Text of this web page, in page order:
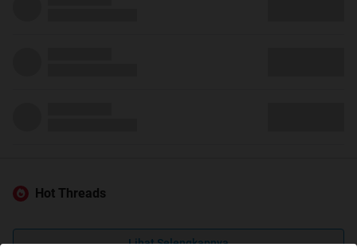
Hot Threads
Lihat Selengkapnya